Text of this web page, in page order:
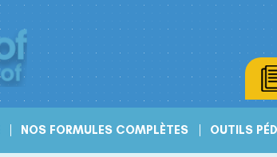
NOS FORMULES COMPLÈTES OUTILS